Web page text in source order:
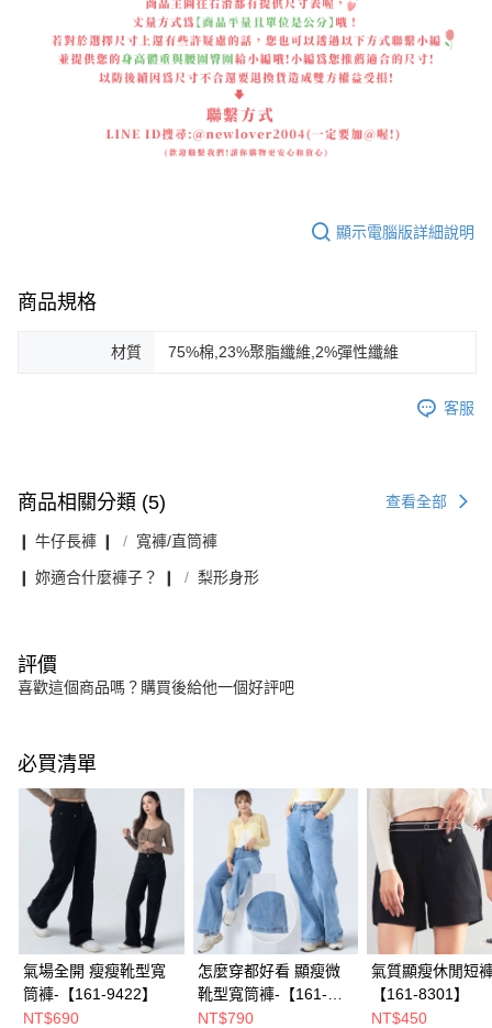
顯示電腦版詳細說明
商品規格
材質 75%棉,23%聚脂纖維,2%彈性纖維
客服
商品相關分類 (5) 查看全部
❙ 牛仔長褲 ❙ 寬褲/直筒褲
❙ 妳適合什麼褲子？ ❙ 梨形身形
評價
喜歡這個商品嗎？購買後給他一個好評吧
必買清單
氣場全開 瘦瘦靴型寬
筒褲-【161-9422】
NT$690
怎麼穿都好看 顯瘦微
靴型寬筒褲-【161-
6910】
NT$790
氣質顯瘦休閒短
【161-8301】
NT$450